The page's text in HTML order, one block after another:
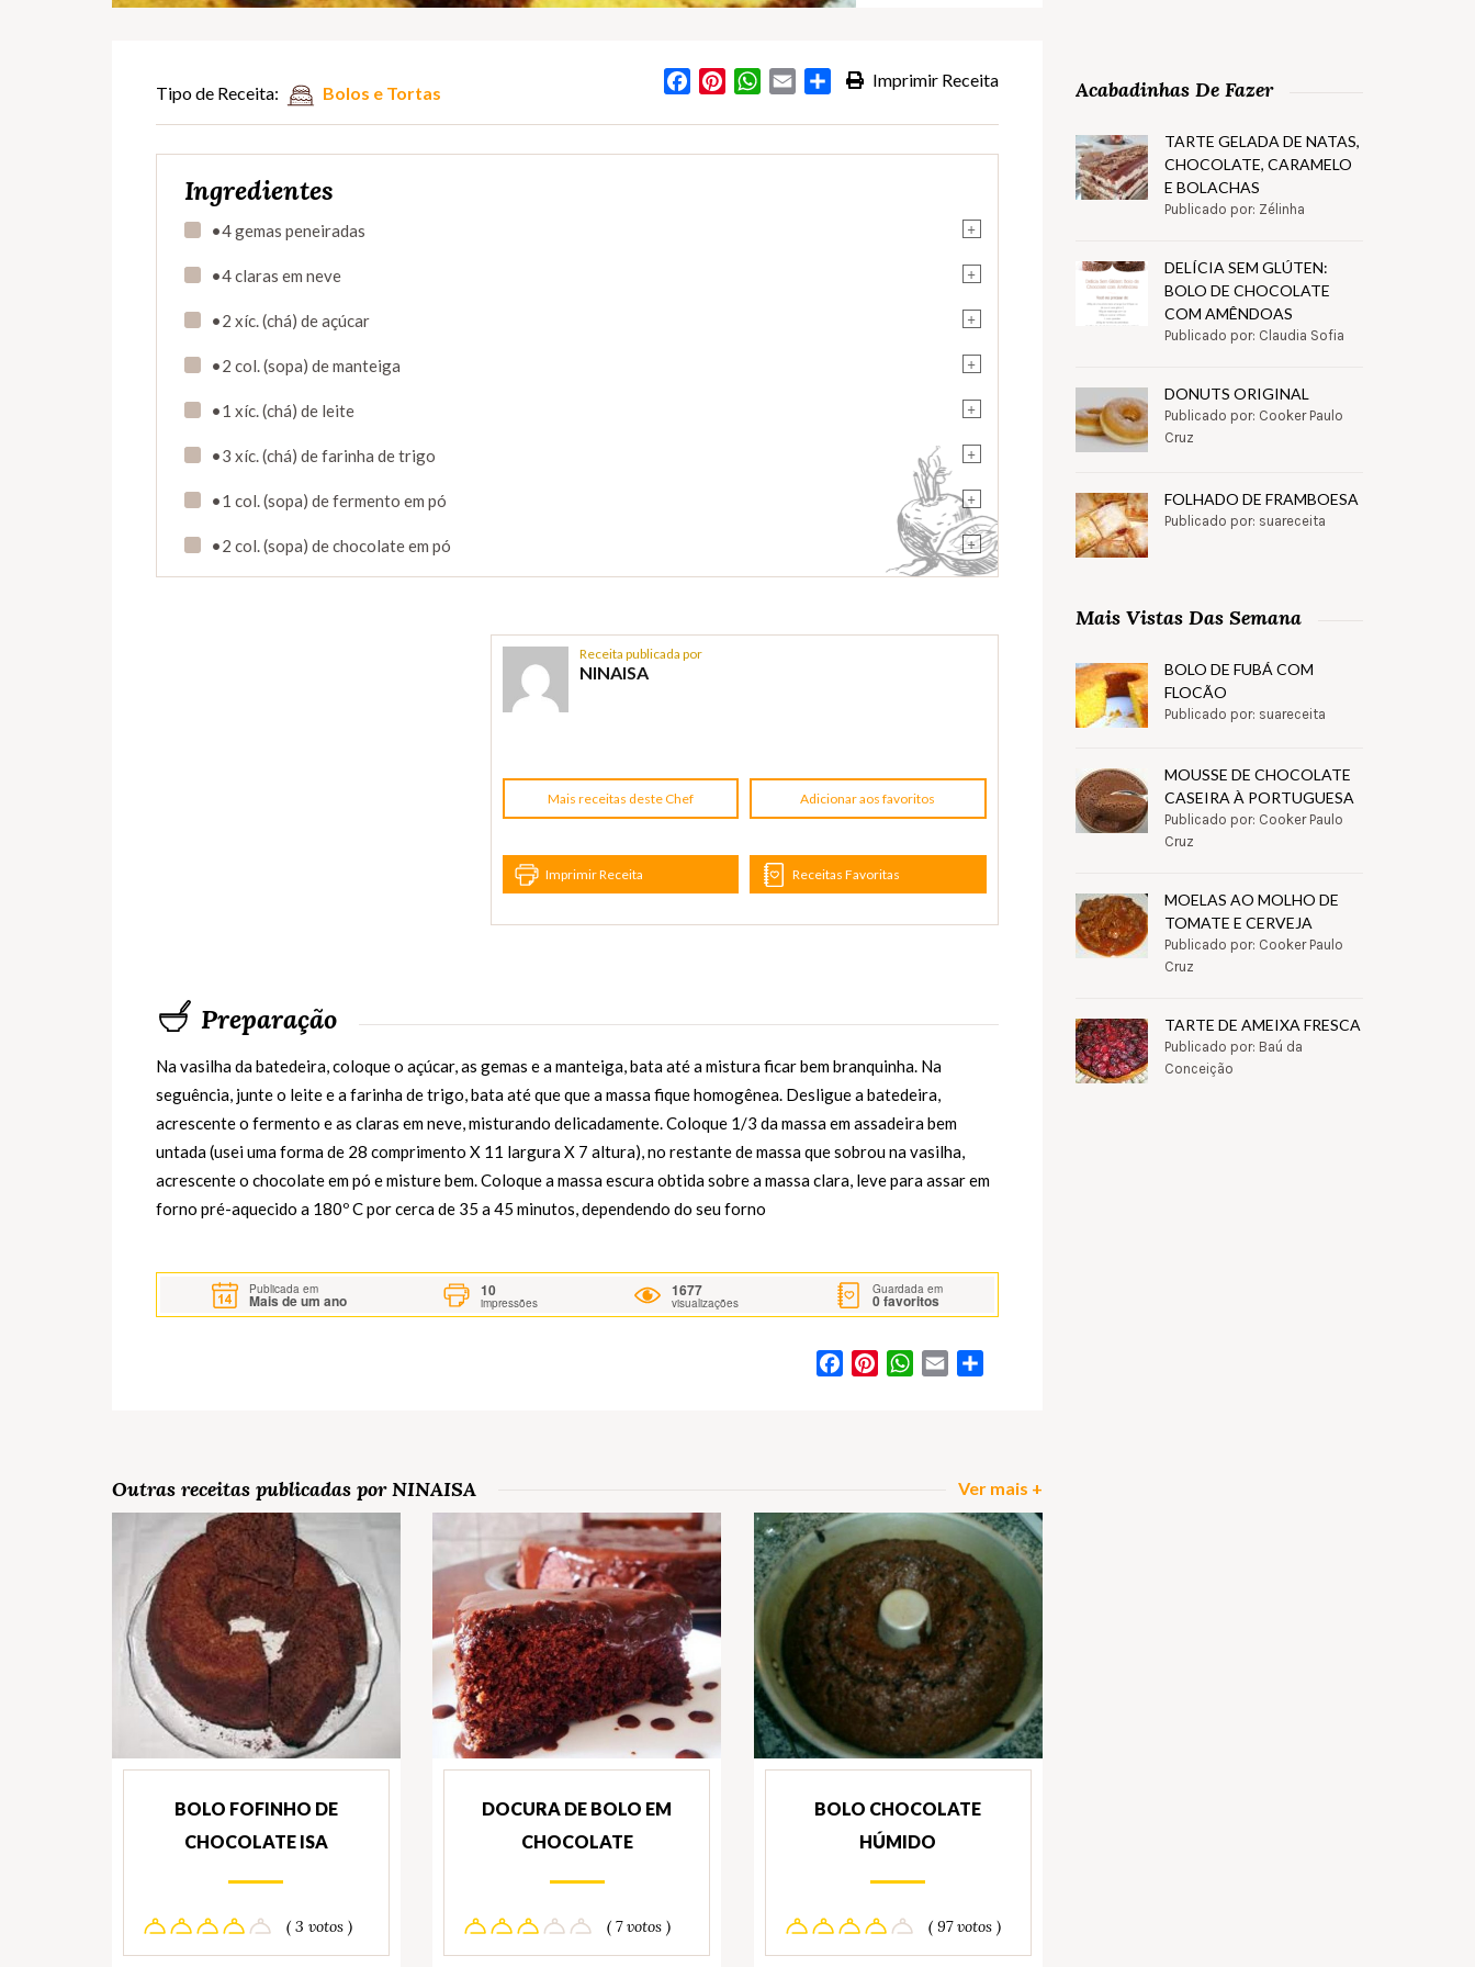
Imprimir Receita
FacebookPinterestWhatsApp
Email Partilhar
Tipo de Receita: Bolos e Tortas
Ingredientes
+
•4 gemas peneiradas
+
•4 claras em neve
+
•2 xíc. (chá) de açúcar
+
•2 col. (sopa) de manteiga
+
•1 xíc. (chá) de leite
+
•3 xíc. (chá) de farinha de trigo
+
•1 col. (sopa) de fermento em pó
+
•2 col. (sopa) de chocolate em pó
Receita publicada por
NINAISA
Mais receitas deste Chef Adicionar aos favoritos
Imprimir Receita Receitas Favoritas
Preparação
Na vasilha da batedeira, coloque o açúcar, as gemas e a manteiga, bata até a mistura ficar bem branquinha. Na
seguência, junte o leite e a farinha de trigo, bata até que que a massa fique homogênea. Desligue a batedeira,
acrescente o fermento e as claras em neve, misturando delicadamente. Coloque 1/3 da massa em assadeira bem
untada (usei uma forma de 28 comprimento X 11 largura X 7 altura), no restante de massa que sobrou na vasilha,
acrescente o chocolate em pó e misture bem. Coloque a massa escura obtida sobre a massa clara, leve para assar em
forno pré-aquecido a 180º C por cerca de 35 a 45 minutos, dependendo do seu forno
Publicada em
Mais de um ano
10
impressões
1677
visualizações
Guardada em
0favoritos
FacebookPinterestWhatsApp
Email
Outras receitas publicadas por NINAISA Ver mais +
BOLO FOFINHO DE
CHOCOLATE ISA
( 3 votos )
DOCURA DE BOLO EM
CHOCOLATE
( 7 votos )
BOLO CHOCOLATE
HÚMIDO
( 97 votos )
Acabadinhas De Fazer
TARTE GELADA DE NATAS,
CHOCOLATE, CARAMELO
E BOLACHAS
Publicado por: Zélinha
DELÍCIA SEM GLÚTEN:
BOLO DE CHOCOLATE
COM AMÊNDOAS
Publicado por: Claudia Sofia
DONUTS ORIGINAL
Publicado por: Cooker Paulo
Cruz
FOLHADO DE FRAMBOESA
Publicado por: suareceita
Mais Vistas Das Semana
BOLO DE FUBÁ COM
FLOCÃO
Publicado por: suareceita
MOUSSE DE CHOCOLATE
CASEIRA À PORTUGUESA
Publicado por: Cooker Paulo
Cruz
MOELAS AO MOLHO DE
TOMATE E CERVEJA
Publicado por: Cooker Paulo
Cruz
TARTE DE AMEIXA FRESCA
Publicado por: Baú da
Conceição